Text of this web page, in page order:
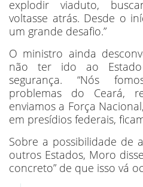
explodir viaduto,
voltasse atrás. Desde o
um grande desafio.”
O ministro ainda
não ter ido ao
segurança. “Nós
problemas do Ceará,
enviamos a Força
em presídios federais,
Sobre a possibilidade de
outros Estados, Moro
concreto” de que isso vá